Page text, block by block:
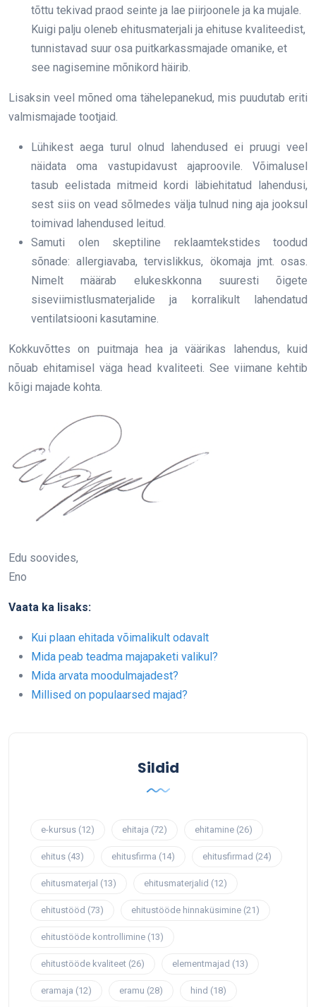
tõttu tekivad praod seinte ja lae piirjoonele ja ka mujale.
Kuigi palju oleneb ehitusmaterjali ja ehituse kvaliteedist,
tunnistavad suur osa puitkarkassmajade omanike, et
see nagisemine mõnikord häirib.
Lisaksin veel mõned oma tähelepanekud, mis puudutab eriti
valmismajade tootjaid.
Lühikest aega turul olnud lahendused ei pruugi veel
näidata oma vastupidavust ajaproovile. Võimalusel
tasub eelistada mitmeid kordi läbiehitatud lahendusi,
sest siis on vead sõlmedes välja tulnud ning aja jooksul
toimivad lahendused leitud.
Samuti olen skeptiline reklaamtekstides toodud
sõnade: allergiavaba, tervislikkus, ökomaja jmt. osas.
Nimelt määrab elukeskkonna suuresti õigete
siseviimistlusmaterjalide ja korralikult lahendatud
ventilatsiooni kasutamine.
Kokkuvõttes on puitmaja hea ja väärikas lahendus, kuid
nõuab ehitamisel väga head kvaliteeti. See viimane kehtib
kõigi majade kohta.
Edu soovides,
Eno
Vaata ka lisaks:
Kui plaan ehitada võimalikult odavalt
Mida peab teadma majapaketi valikul?
Mida arvata moodulmajadest?
Millised on populaarsed majad?
Sildid
e-kursus (12) ehitaja (72) ehitamine (26)
ehitus (43) ehitusfirma (14) ehitusfirmad (24)
ehitusmaterjal (13) ehitusmaterjalid (12)
ehitustööd (73) ehitustööde hinnaküsimine (21)
ehitustööde kontrollimine (13)
ehitustööde kvaliteet (26) elementmajad (13)
eramaja (12) eramu (28) hind (18)